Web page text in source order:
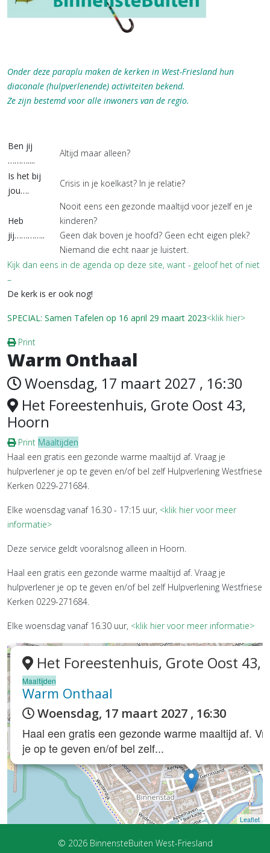
Onder deze paraplu maken de kerken in West-Friesland hun
diaconale (hulpverlenende) activiteiten bekend.
Ze zijn bestemd voor alle inwoners van de regio.
Ben jij
………....
Altijd maar alleen?
Is het bij
jou….
Crisis in je koelkast? In je relatie?
Heb
jij…………..
Nooit eens een gezonde maaltijd voor jezelf en je
kinderen?
Geen dak boven je hoofd? Geen echt eigen plek?
Niemand die echt naar je luistert.
Kijk dan eens in de agenda op deze site, want - geloof het of niet
–
De kerk is er ook nog!
SPECIAL: Samen Tafelen op 16 april 29 maart 2023<klik hier>
Print
Warm Onthaal
Woensdag, 17 maart 2027 , 16:30
Het Foreestenhuis, Grote Oost 43,
Hoorn
Print Maaltijden
Haal een gratis een gezonde warme maaltijd af. Vraag je
hulpverlener je op te geven en/of bel zelf Hulpverlening Westfriese
Kerken 0229-271684.
Elke woensdag vanaf 16.30 - 17:15 uur, <klik hier voor meer
informatie>
Deze service geldt vooralsnog alleen in Hoorn.
Haal een gratis een gezonde warme maaltijd af. Vraag je
hulpverlener je op te geven en/of bel zelf Hulpverlening Westfriese
Kerken 0229-271684.
Elke woensdag vanaf 16.30 uur, <klik hier voor meer informatie>
Het Foreestenhuis, Grote Oost 43,
Maaltijden
Warm Onthaal
Woensdag, 17 maart 2027 , 16:30
Haal een gratis een gezonde warme maaltijd af.
je op te geven en/of bel zelf...
Leaflet
© 2026 BinnensteBuiten West-Friesland